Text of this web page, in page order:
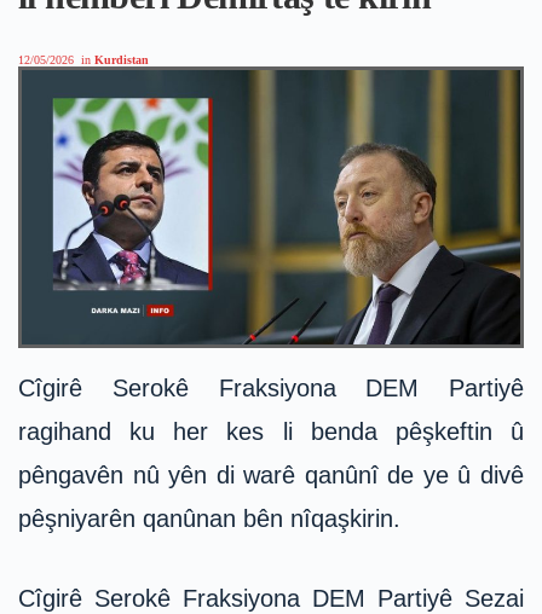
12/05/2026 in Kurdistan
Cîgirê Serokê Fraksiyona DEM Partiyê
ragihand ku her kes li benda pêşkeftin û
pêngavên nû yên di warê qanûnî de ye û divê
pêşniyarên qanûnan bên nîqaşkirin.
Cîgirê Serokê Fraksiyona DEM Partiyê Sezai